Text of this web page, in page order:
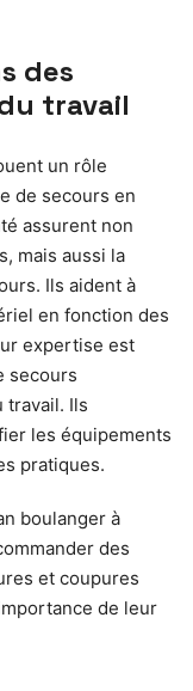
des
travail
un rôle
de secours en
assurent non
mais aussi la
Ils aident à
en fonction des
expertise est
secours
travail. Ils
les équipements
pratiques.
boulanger à
des
et coupures
de leur